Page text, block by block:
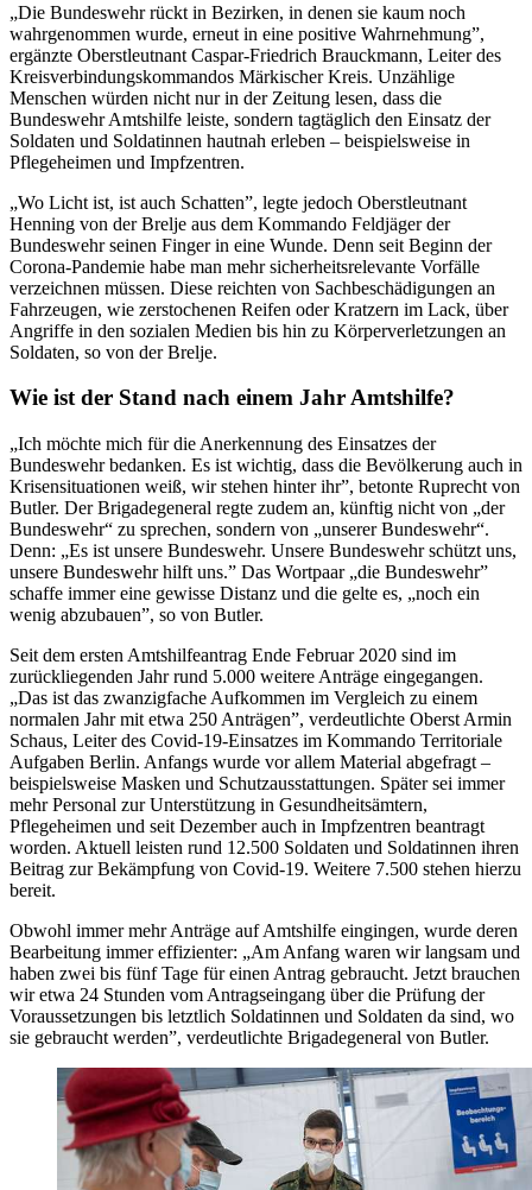
„Die Bundeswehr rückt in Bezirken, in denen sie kaum noch
wahrgenommen wurde, erneut in eine positive Wahrnehmung”,
ergänzte Oberstleutnant Caspar-Friedrich Brauckmann, Leiter des
Kreisverbindungskommandos Märkischer Kreis. Unzählige
Menschen würden nicht nur in der Zeitung lesen, dass die
Bundeswehr Amtshilfe leiste, sondern tagtäglich den Einsatz der
Soldaten und Soldatinnen hautnah erleben – beispielsweise in
Pflegeheimen und Impfzentren.
„Wo Licht ist, ist auch Schatten”, legte jedoch Oberstleutnant
Henning von der Brelje aus dem Kommando Feldjäger der
Bundeswehr seinen Finger in eine Wunde. Denn seit Beginn der
Corona-Pandemie habe man mehr sicherheitsrelevante Vorfälle
verzeichnen müssen. Diese reichten von Sachbeschädigungen an
Fahrzeugen, wie zerstochenen Reifen oder Kratzern im Lack, über
Angriffe in den sozialen Medien bis hin zu Körperverletzungen an
Soldaten, so von der Brelje.
Wie ist der Stand nach einem Jahr Amtshilfe?
„Ich möchte mich für die Anerkennung des Einsatzes der
Bundeswehr bedanken. Es ist wichtig, dass die Bevölkerung auch in
Krisensituationen weiß, wir stehen hinter ihr”, betonte Ruprecht von
Butler. Der Brigadegeneral regte zudem an, künftig nicht von „der
Bundeswehr“ zu sprechen, sondern von „unserer Bundeswehr“.
Denn: „Es ist unsere Bundeswehr. Unsere Bundeswehr schützt uns,
unsere Bundeswehr hilft uns.” Das Wortpaar „die Bundeswehr”
schaffe immer eine gewisse Distanz und die gelte es, „noch ein
wenig abzubauen”, so von Butler.
Seit dem ersten Amtshilfeantrag Ende Februar 2020 sind im
zurückliegenden Jahr rund 5.000 weitere Anträge eingegangen.
„Das ist das zwanzigfache Aufkommen im Vergleich zu einem
normalen Jahr mit etwa 250 Anträgen”, verdeutlichte Oberst Armin
Schaus, Leiter des Covid-19-Einsatzes im Kommando Territoriale
Aufgaben Berlin. Anfangs wurde vor allem Material abgefragt –
beispielsweise Masken und Schutzausstattungen. Später sei immer
mehr Personal zur Unterstützung in Gesundheitsämtern,
Pflegeheimen und seit Dezember auch in Impfzentren beantragt
worden. Aktuell leisten rund 12.500 Soldaten und Soldatinnen ihren
Beitrag zur Bekämpfung von Covid-19. Weitere 7.500 stehen hierzu
bereit.
Obwohl immer mehr Anträge auf Amtshilfe eingingen, wurde deren
Bearbeitung immer effizienter: „Am Anfang waren wir langsam und
haben zwei bis fünf Tage für einen Antrag gebraucht. Jetzt brauchen
wir etwa 24 Stunden vom Antragseingang über die Prüfung der
Voraussetzungen bis letztlich Soldatinnen und Soldaten da sind, wo
sie gebraucht werden”, verdeutlichte Brigadegeneral von Butler.